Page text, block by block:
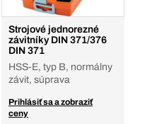
Strojové jednorezné
závitníky DIN 371/376
DIN 371
HSS-E, typ B, normálny
závit, súprava
Prihlásiť sa a zobraziť
ceny